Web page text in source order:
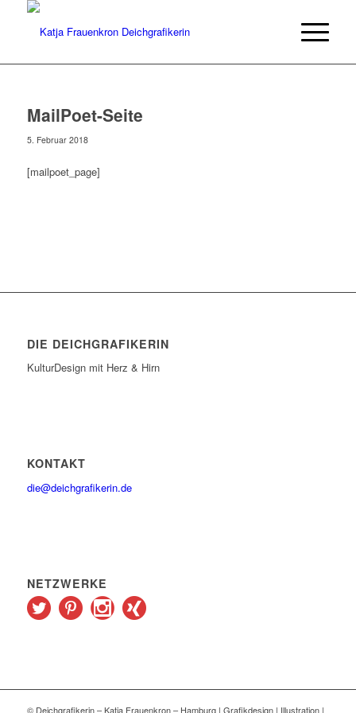
MailPoet-Seite
5. Februar 2018
[mailpoet_page]
DIE DEICHGRAFIKERIN
KulturDesign mit Herz & Hirn
KONTAKT
die@deichgrafikerin.de
NETZWERKE
© Deichgrafikerin – Katja Frauenkron – Hamburg | Grafikdesign | Illustration |